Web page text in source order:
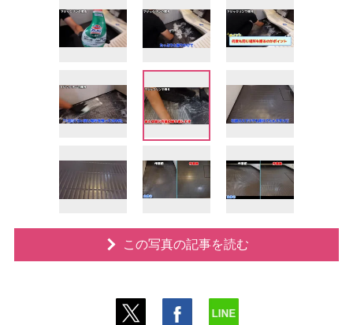
この写真の記事を読む